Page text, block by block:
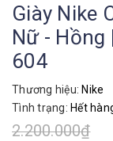
Giày Nike
Nữ -
604
Thương hiệu: Nike
Tình trạng: Hết
2.200.000₫